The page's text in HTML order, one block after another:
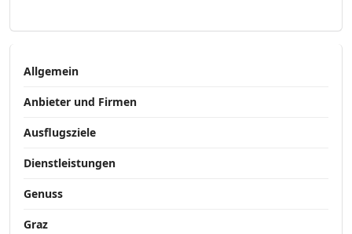
Allgemein
Anbieter und Firmen
Ausflugsziele
Dienstleistungen
Genuss
Graz